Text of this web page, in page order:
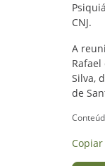
CNJ.
A
Silva,
de
Copiar